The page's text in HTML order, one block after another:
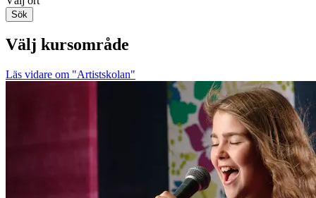
Sök
Välj kursområde
Läs vidare om "Artistskolan"